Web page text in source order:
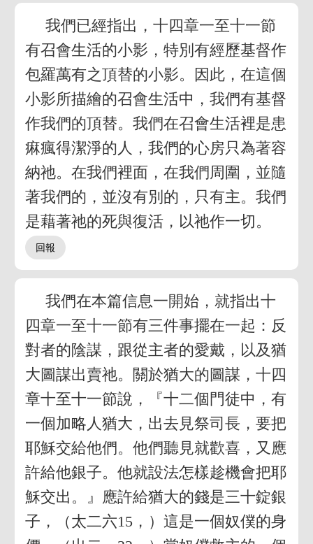
我們已經指出，十四章一至十一節
有召會生活的小影，特別有經歷基督作
包羅萬有之頂替的小影。因此，在這個
小影所描繪的召會生活中，我們有基督
作我們的頂替。我們在召會生活裡是患
痳瘋得潔淨的人，我們的心房只為著容
納祂。在我們裡面，在我們周圍，並隨
著我們的，並沒有別的，只有主。我們
是藉著祂的死與復活，以祂作一切。
我們在本篇信息一開始，就指出十
四章一至十一節有三件事擺在一起：反
對者的陰謀，跟從主者的愛戴，以及猶
大圖謀出賣祂。關於猶大的圖謀，十四
章十至十一節說，『十二個門徒中，有
一個加略人猶大，出去見祭司長，要把
耶穌交給他們。他們聽見就歡喜，又應
許給他銀子。他就設法怎樣趁機會把耶
穌交出。』應許給猶大的錢是三十錠銀
子，（太二六15，）這是一個奴僕的身